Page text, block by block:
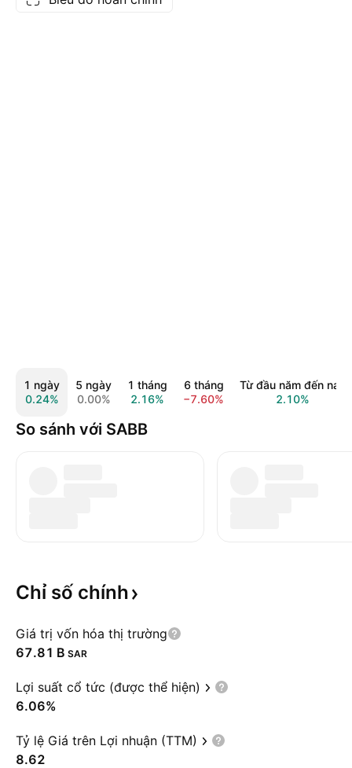
1 ngày
0.24%
5 ngày
0.00%
1 tháng
2.16%
6 tháng
−7.60%
Từ đầu năm đến nay
2.10%
So sánh với SABB
Chỉ số chính
Giá trị vốn hóa thị trường
‪67.81 B‬ SAR
Lợi suất cổ tức (được thể hiện)
6.06%
Tỷ lệ Giá trên Lợi nhuận (TTM)
8.62